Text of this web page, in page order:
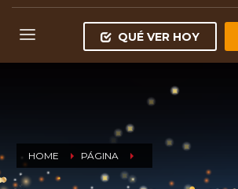
QUÉ VER HOY
HOME PÁGINA